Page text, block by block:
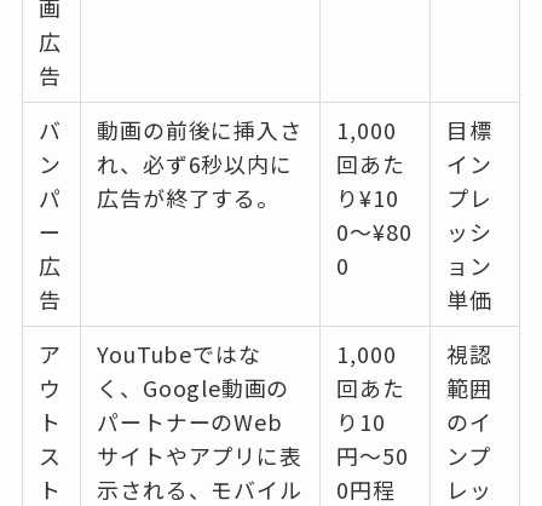
画
広
告
バ
ン
パ
ー
広
告
動画の前後に挿入さ
れ、必ず6秒以内に
広告が終了する。
1,000
回あた
り¥10
0〜¥80
0
目標
イン
プレ
ッシ
ョン
単価
ア
ウ
ト
ス
ト
YouTubeではな
く、Google動画の
パートナーのWeb
サイトやアプリに表
示される、モバイル
1,000
回あた
り10
円〜50
0円程
視認
範囲
のイ
ンプ
レッ